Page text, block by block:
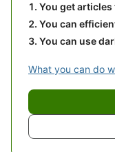
You get
You can
You can use
What you can do